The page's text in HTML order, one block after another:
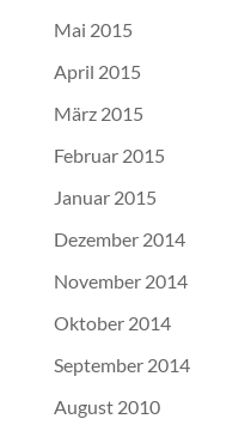
Mai 2015
April 2015
März 2015
Februar 2015
Januar 2015
Dezember 2014
November 2014
Oktober 2014
September 2014
August 2010